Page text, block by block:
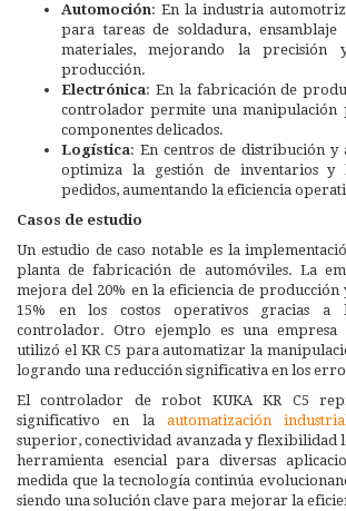
Automoción: En la industria
para tareas de soldadura,
materiales, mejorando la precisión
producción.
Electrónica: En la fabricación de
controlador permite una manipulación
componentes delicados.
Logística: En centros de distribución y
optimiza la gestión de inventarios y
pedidos, aumentando la eficiencia
Casos de estudio
Un estudio de caso notable es la
planta de fabricación de automóviles. La
mejora del 20% en la eficiencia de producción
15% en los costos operativos gracias a
controlador. Otro ejemplo es una empresa
utilizó el KR C5 para automatizar la
logrando una reducción significativa en los
El controlador de robot KUKA KR C5
significativo en laautomatización
superior, conectividad avanzada y flexibilidad
herramienta esencial para diversas
medida que la tecnología continúa
siendo una solución clave para mejorar la